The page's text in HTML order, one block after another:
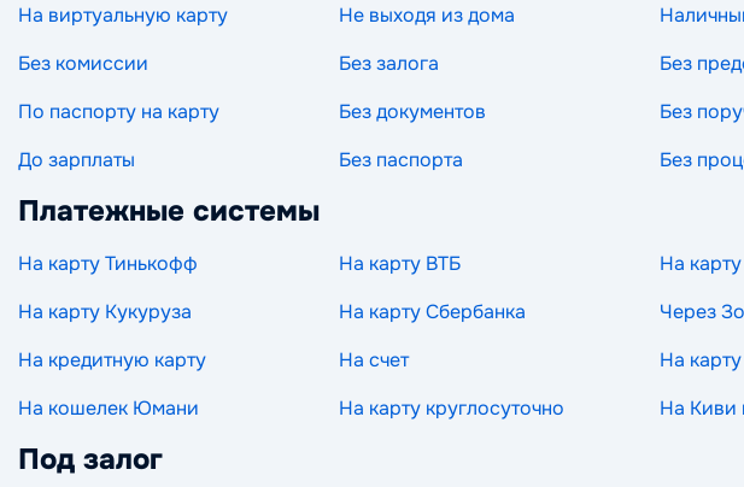
На виртуальную карту
Не выходя из дома
Без комиссии
Без залога Без
По паспорту на карту
Без документов Без
До зарплаты
Без паспорта Без
Платежные системы
На карту Тинькофф На карту ВТБ На
На карту Кукуруза
На карту Сбербанка Через
На кредитную карту
На счет На
На кошелек Юмани
На карту круглосуточно На Киви
Под залог